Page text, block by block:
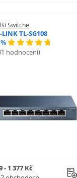
Switche
LINK TL-SG108
hodnocení)
- 1 377 Kč